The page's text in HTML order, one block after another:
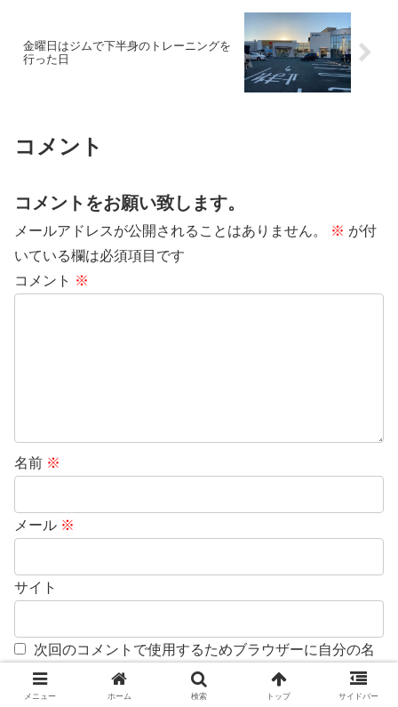
金曜日はジムで下半身のトレーニングを
行った日
コメント
コメントをお願い致します。
メールアドレスが公開されることはありません。 ※ が付
いている欄は必須項目です
コメント ※
名前 ※
メール ※
サイト
次回のコメントで使用するためブラウザーに自分の名
前、メールアドレス、サイトを保存する。
メニュー ホーム 検索 トップ サイドバー